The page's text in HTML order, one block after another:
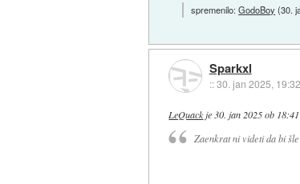
spremenilo:GodoBoy (30.
Sparkxl
::30. jan 2025, 19:32
LeQuackje 30. jan 2025 ob 18:41
Zaenkrat ni videti da bi